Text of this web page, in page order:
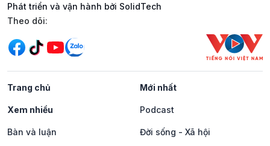
Phát triển và vận hành bởi SolidTech
Mạng xã hội
Theo dõi:
Trang chủ Mới nhất
Xem nhiều Podcast
Bàn và luận Đời sống - Xã hội